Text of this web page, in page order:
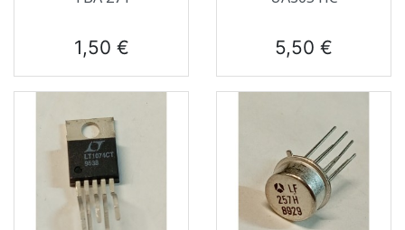
Prix
1,50 € Prix
5,50 €